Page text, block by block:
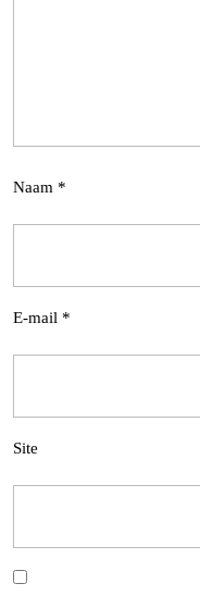
Naam *
E-mail *
Site